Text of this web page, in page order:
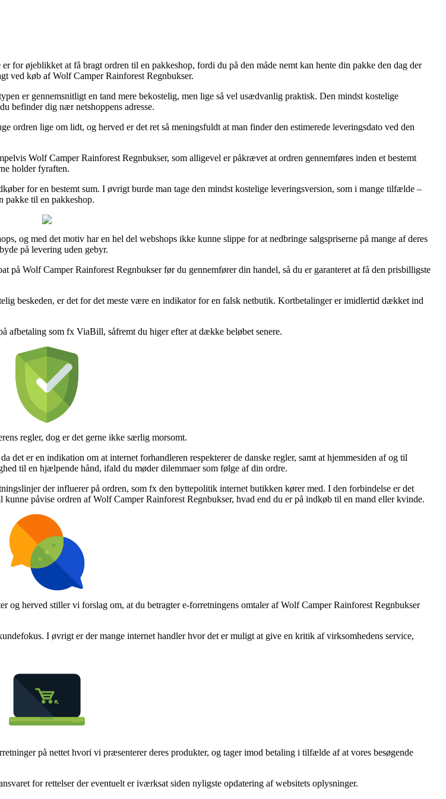
for øjeblikket at få bragt ordren til en pakkeshop, fordi du på den måde nemt kan hente din pakke den dag der
ved køb af Wolf Camper Rainforest Regnbukser.
er gennemsnitligt en tand mere bekostelig, men lige så vel usædvanlig praktisk. Den mindst kostelige
befinder dig nær netshoppens adresse.
ordren lige om lidt, og herved er det ret så meningsfuldt at man finder den estimerede leveringsdato ved den
Wolf Camper Rainforest Regnbukser, som alligevel er påkrævet at ordren gennemføres inden et bestemt
holder fyraften.
for en bestemt sum. I øvrigt burde man tage den mindst kostelige leveringsversion, som i mange tilfælde –
pakke til en pakkeshop.
og med det motiv har en hel del webshops ikke kunne slippe for at nedbringe salgspriserne på mange af deres
på levering uden gebyr.
Wolf Camper Rainforest Regnbukser før du gennemfører din handel, så du er garanteret at få den prisbilligste
beskeden, er det for det meste være en indikator for en falsk netbutik. Kortbetalinger er imidlertid dækket ind
afbetaling som fx ViaBill, såfremt du higer efter at dække beløbet senere.
regler, dog er det gerne ikke særlig morsomt.
er en indikation om at internet forhandleren respekterer de danske regler, samt at hjemmesiden af og til
til en hjælpende hånd, ifald du møder dilemmaer som følge af din ordre.
der influerer på ordren, som fx den byttepolitik internet butikken kører med. I den forbindelse er det
påvise ordren af Wolf Camper Rainforest Regnbukser, hvad end du er på indkøb til en mand eller kvinde.
og herved stiller vi forslag om, at du betragter e-forretningens omtaler af Wolf Camper Rainforest Regnbukser
I øvrigt er der mange internet handler hvor det er muligt at give en kritik af virksomhedens service,
på nettet hvori vi præsenterer deres produkter, og tager imod betaling i tilfælde af at vores besøgende
for rettelser der eventuelt er iværksat siden nyligste opdatering af websitets oplysninger.